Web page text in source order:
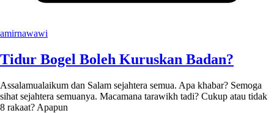
amirnawawi
Tidur Bogel Boleh Kuruskan Badan?
Assalamualaikum dan Salam sejahtera semua. Apa khabar? Semoga
sihat sejahtera semuanya. Macamana tarawikh tadi? Cukup atau tidak
8 rakaat? Apapun